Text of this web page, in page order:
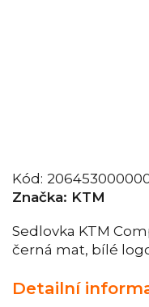
Kód:
Značka: KTM
Sedlovka KTM
černá mat, bílé
Detailní